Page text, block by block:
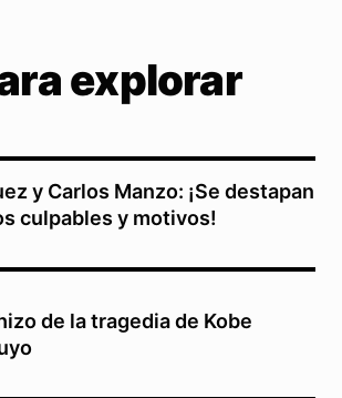
explorar
y Carlos Manzo: ¡Se destapan
culpables y motivos!
de la tragedia de Kobe